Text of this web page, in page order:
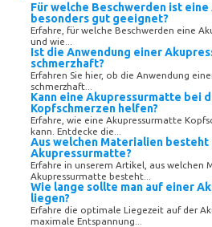
Für welche Beschwerden ist
besonders gut geeignet?
Erfahre, für welche Beschwerden eine
und wie...
Ist die Anwendung einer
schmerzhaft?
Erfahren Sie hier, ob die Anwendung
schmerzhaft...
Kann eine Akupressurmatte bei
Kopfschmerzen helfen?
Erfahre, wie eine Akupressurmatte
kann. Entdecke die...
Aus welchen Materialien besteht
Akupressurmatte?
Erfahre in unserem Artikel, aus welchen
Akupressurmatte besteht...
Wie lange sollte man auf einer
liegen?
Erfahre die optimale Liegezeit auf der
maximale Entspannung...